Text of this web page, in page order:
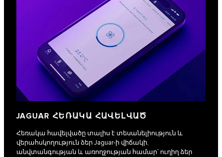
JAGUAR ՀԵՌԱԿԱ ՀԱՎԵԼՎԱԾ
Հեռակա հավելվածը տալիս է տեսանելիություն և
վերահսկողություն ձեր Jaguar-ի վիճակի,
անվտանգության և առողջության համար՝ ուղիղ ձեր